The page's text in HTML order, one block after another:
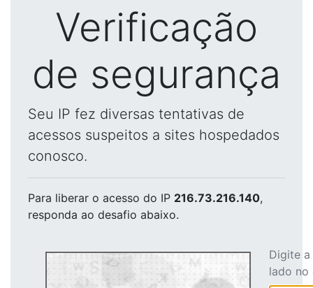
Verificação
de segurança
Seu IP fez diversas tentativas de
acessos suspeitos a sites hospedados
conosco.
Para liberar o acesso do IP 216.73.216.140,
responda ao desafio abaixo.
Digite
lado no